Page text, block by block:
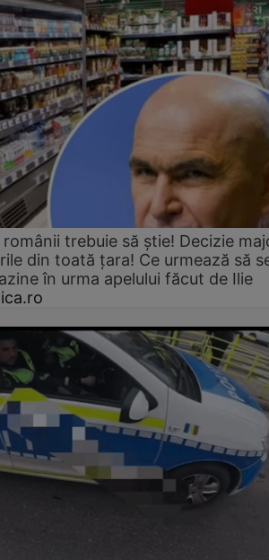
trebuie să știe! Decizie
din toată țara! Ce urmează să
în urma apelului făcut de Ilie